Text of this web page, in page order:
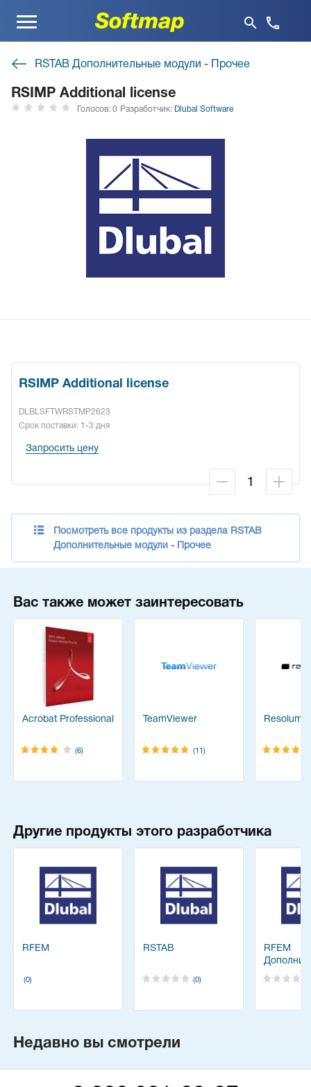
Меню
RSTAB Дополнительные модули - Прочее
RSIMP Additional license
Голосов: 0 Разработчик: Dlubal Software
RSIMP Additional license
DLBLSFTWRSTMP2623
Срок поставки: 1-3 дня
Запросить цену
Посмотреть все продукты из раздела RSTAB
Дополнительные модули - Прочее
Вас также может заинтересовать
Acrobat Professional
(6)
TeamViewer
(11)
Resolume
Другие продукты этого разработчика
RFEM
(0)
RSTAB
(0)
RFEM
модули -
Недавно вы смотрели